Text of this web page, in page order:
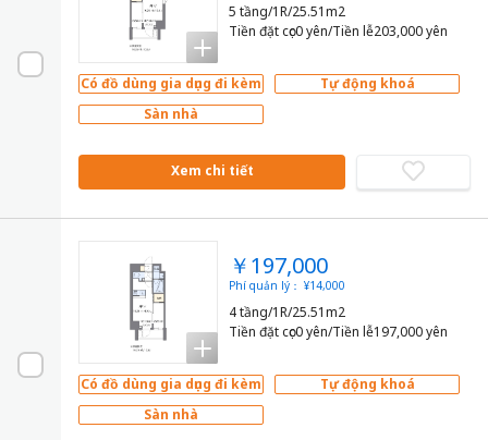
5 tầng/1R/25.51m2
Tiền đặt cọc0 yên/Tiền lễ203,000 yên
Có đồ dùng gia dụng đi kèm
Tự động khoá
Sàn nhà
Xem chi tiết
￥197,000
Phí quản lý： ¥14,000
4 tầng/1R/25.51m2
Tiền đặt cọc0 yên/Tiền lễ197,000 yên
Có đồ dùng gia dụng đi kèm
Tự động khoá
Sàn nhà